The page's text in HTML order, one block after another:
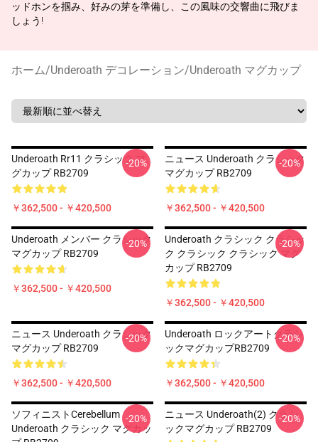
ッドホンを掴み、好みの芽を準備し、この風味の交響曲に飛びま
しょう!
ホーム/Underoath デコレーション/Underoath マグカップ
Underoath Rr11 クラシック マ
グカップ RB2709
￥362,500 - ￥420,500
-20%
ニュース Underoath クラシック
マグカップ RB2709
￥362,500 - ￥420,500
-20%
Underoath メンバー クラシック
マグカップ RB2709
￥362,500 - ￥420,500
-20%
Underoath クラシック クラシッ
ク クラシック クラシック マグ
カップ RB2709
￥362,500 - ￥420,500
-20%
ニュース Underoath クラシック
マグカップ RB2709
￥362,500 - ￥420,500
-20%
Underoath ロックアートクラシ
ックマグカップRB2709
￥362,500 - ￥420,500
-20%
ソフィニストCerebellum
Underoath クラシック マグカッ
-20%
ニュース Underoath(2) クラシ
ックマグカップ RB2709
-20%